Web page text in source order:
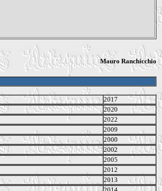
Mauro Ranchicchio
2017
2020
2022
2009
2000
2002
2005
2012
2013